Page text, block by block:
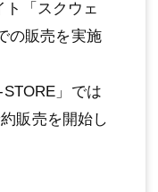
ト「スクウェ
の販売を実施
STORE」では
販売を開始し